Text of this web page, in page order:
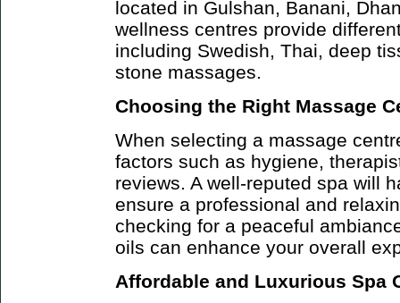
located in Gulshan, Banani,
wellness centres provide
including Swedish, Thai, deep
stone massages.
Choosing the Right Massage
When selecting a massage
factors such as hygiene,
reviews. A well-reputed spa will
ensure a professional and
checking for a peaceful
oils can enhance your overall
Affordable and Luxurious Spa